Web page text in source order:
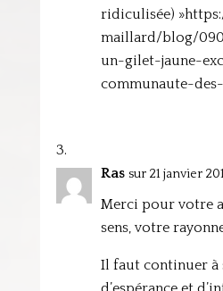
ridiculisée)
maillard/blog/
un-gilet-jaune-
communaute-
Ras sur 21 janvier
Merci pour votre
sens, votre
Il faut continuer à